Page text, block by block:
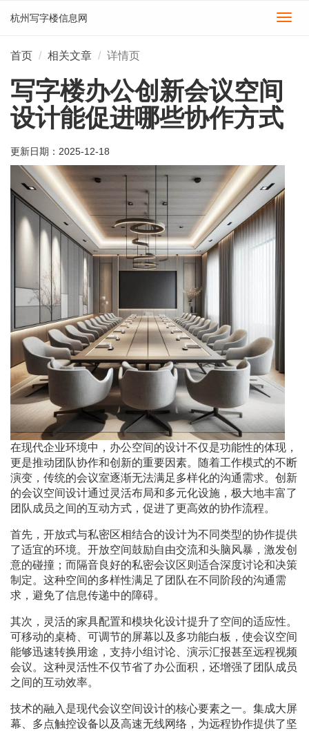
切
杭州写字楼信息网
首页 相关文章 详情页
写字楼办公创新会议空间
设计能促进哪些协作方式
更新日期： 2025-12-18
在现代企业环境中，办公空间的设计不仅是功能性的体现，
更是推动团队协作和创新的重要因素。随着工作模式的不断
演变，传统的会议室逐渐无法满足多样化的沟通需求。创新
的会议空间设计通过灵活布局和多元化设施，极大地丰富了
团队成员之间的互动方式，促进了更高效的协作流程。
首先，开放式与私密区相结合的设计为不同类型的协作提供
了适宜的环境。开放空间鼓励自由交流和头脑风暴，激发创
意的碰撞；而隔音良好的私密会议区则适合深度讨论和决策
制定。这种空间的多样性满足了团队在不同阶段的沟通需
求，避免了信息传递中的障碍。
其次，灵活的家具配置和模块化设计提升了空间的适应性。
可移动的桌椅、可调节的屏幕以及多功能白板，使会议空间
能够迅速转换用途，支持小组讨论、演示汇报甚至远程视频
会议。这种灵活性不仅节省了办公面积，还增强了团队成员
之间的互动效率。
技术的融入是现代会议空间设计的核心要素之一。集成大屏
幕、多点触控设备以及高速无线网络，为远程协作提供了坚